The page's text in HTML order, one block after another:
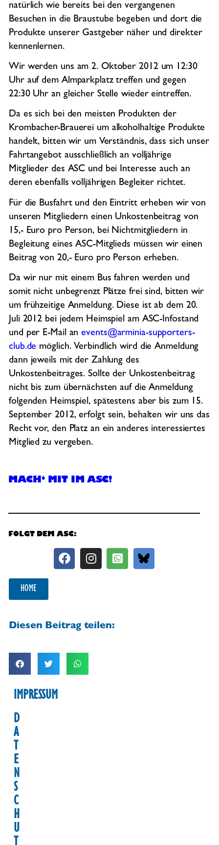
natürlich wie bereits bei den vergangenen
Besuchen in die Braustube begeben und dort die
Produkte unserer Gastgeber näher und direkter
kennenlernen.
Wir werden uns am 2. Oktober 2012 um 12:30
Uhr auf dem Almparkplatz treffen und gegen
22:30 Uhr an gleicher Stelle wieder eintreffen.
Da es sich bei den meisten Produkten der
Krombacher-Brauerei um alkoholhaltige Produkte
handelt, bitten wir um Verständnis, dass sich unser
Fahrtangebot ausschließlich an volljährige
Mitglieder des ASC und bei Interesse auch an
deren ebenfalls volljährigen Begleiter richtet.
Für die Busfahrt und den Eintritt erheben wir von
unseren Mitgliedern einen Unkostenbeitrag von
15,- Euro pro Person, bei Nichtmitgliedern in
Begleitung eines ASC-Mitglieds müssen wir einen
Beitrag von 20,- Euro pro Person erheben.
Da wir nur mit einem Bus fahren werden und
somit nicht unbegrenzt Plätze frei sind, bitten wir
um frühzeitige Anmeldung. Diese ist ab dem 20.
Juli 2012 bei jedem Heimspiel am ASC-Infostand
und per E-Mail anevents@arminia-supporters-
club.de möglich. Verbindlich wird die Anmeldung
dann jeweils mit der Zahlung des
Unkostenbeitrages. Sollte der Unkostenbeitrag
nicht bis zum übernächsten auf die Anmeldung
folgenden Heimspiel, spätestens aber bis zum 15.
September 2012, erfolgt sein, behalten wir uns das
Recht vor, den Platz an ein anderes interessiertes
Mitglied zu vergeben.
MACH‘ MIT IM ASC!
FOLGT DEM ASC:
HOME
Diesen Beitrag teilen:
IMPRESSUM
D
A
T
E
N
S
C
H
U